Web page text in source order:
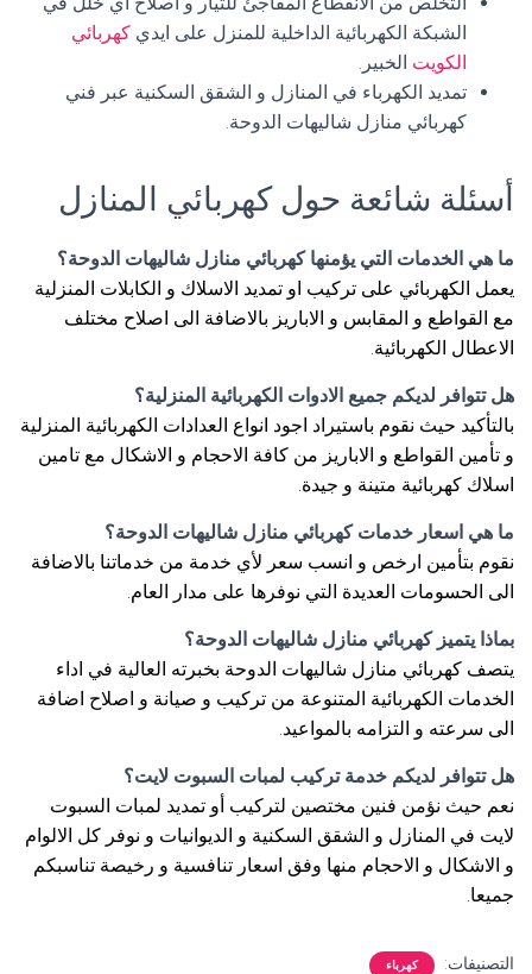
الشبكة الكهربائية الداخلية للمنزل على ايدي كهربائي
الكويت الخبير.
تمديد الكهرباء في المنازل و الشقق السكنية عبر فني
كهربائي منازل شاليهات الدوحة.
أسئلة شائعة حول كهربائي المنازل
ما هي الخدمات التي يؤمنها كهربائي منازل شاليهات الدوحة؟
يعمل الكهربائي على تركيب او تمديد الاسلاك و الكابلات المنزلية
مع القواطع و المقابس و الاباريز بالاضافة الى اصلاح مختلف
الاعطال الكهربائية.
هل تتوافر لديكم جميع الادوات الكهربائية المنزلية؟
بالتأكيد حيث نقوم باستيراد اجود انواع العدادات الكهربائية المنزلية
و تأمين القواطع و الاباريز من كافة الاحجام و الاشكال مع تامين
اسلاك كهربائية متينة و جيدة.
ما هي اسعار خدمات كهربائي منازل شاليهات الدوحة؟
نقوم بتأمين ارخص و انسب سعر لأي خدمة من خدماتنا بالاضافة
الى الحسومات العديدة التي نوفرها على مدار العام.
بماذا يتميز كهربائي منازل شاليهات الدوحة؟
يتصف كهربائي منازل شاليهات الدوحة بخبرته العالية في اداء
الخدمات الكهربائية المتنوعة من تركيب و صيانة و اصلاح اضافة
الى سرعته و التزامه بالمواعيد.
هل تتوافر لديكم خدمة تركيب لمبات السبوت لايت؟
نعم حيث نؤمن فنين مختصين لتركيب أو تمديد لمبات السبوت
لايت في المنازل و الشقق السكنية و الديوانيات و نوفر كل الالوام
و الاشكال و الاحجام منها وفق اسعار تنافسية و رخيصة تناسبكم
جميعا.
التصنيفات: كهرباء